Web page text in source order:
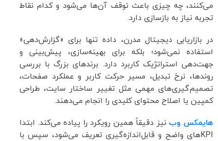
می‌کنند، چه چیزی باعث توقف آن‌ها می‌شود و کدام نقاط
تجربه نیاز به بازسازی دارد.
در بازاریابی دیجیتال مدرن، داده تنها برای «گزارش‌دهی»
استفاده نمی‌شود؛ بلکه برای بهینه‌سازی، پیش‌بینی و
جهت‌دهی استراتژیک کاربرد دارد. برندهای بزرگ با بررسی
روندها، نرخ تبدیل، مسیر حرکت کاربر و عملکرد صفحات،
تصمیم‌گیری‌های مهمی مثل تغییر ساختار سایت، طراحی
کمپین یا اصلاح محتوای کلیدی را انجام می‌دهند.
هایمکس وب نیز دقیقاً همین رویکرد را پیاده می‌کند. ابتدا
KPIهای واضح و قابل‌اندازه‌گیری تعریف می‌شود، سپس با